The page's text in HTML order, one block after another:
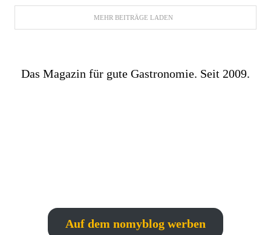
MEHR BEITRÄGE LADEN
Das Magazin für gute Gastronomie. Seit 2009.
Auf dem nomyblog werben